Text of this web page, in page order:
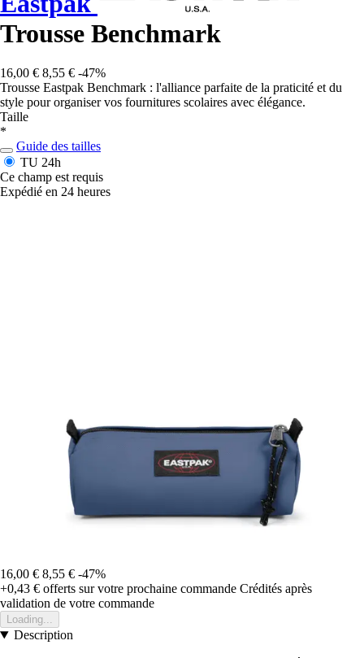
Trousse Benchmark
16,00 € 8,55 € -47%
Trousse Eastpak Benchmark : l'alliance parfaite de la praticité et du
style pour organiser vos fournitures scolaires avec élégance.
Taille
*
Guide des tailles
TU 24h
Ce champ est requis
Expédié en 24 heures
16,00 € 8,55 € -47%
+0,43 € offerts sur votre prochaine commande Crédités après
validation de votre commande
Loading...
Description